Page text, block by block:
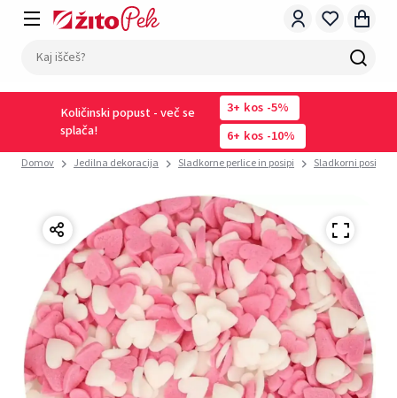
Količinski popust - več se
splača!
3 kos -5%
6
kos -10%
Domov Jedilna dekoracija Sladkorne perlice in posipi Sladkorni posip